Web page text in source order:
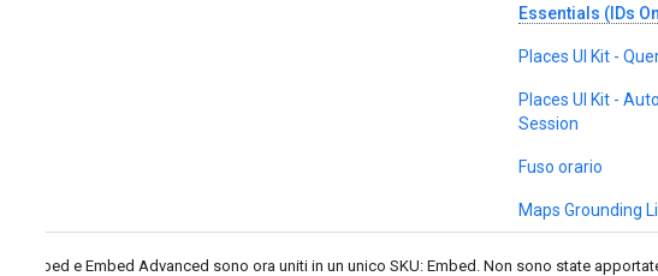
Essentials (IDs
Places UI Kit -
Places UI Kit -
Session
Fuso orario
Maps Grounding
Embed e Embed Advanced sono ora uniti in un unico SKU: Embed. Non sono state